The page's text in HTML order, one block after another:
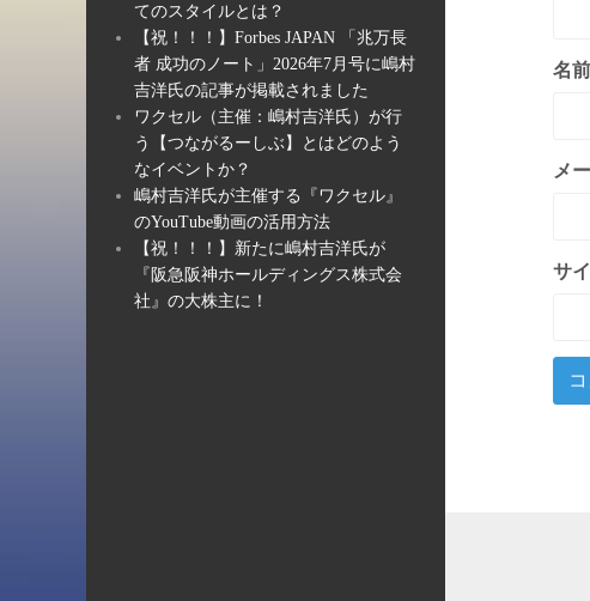
てのスタイルとは？
【祝！！！】Forbes JAPAN 「兆万長
者 成功のノート」2026年7月号に嶋村
吉洋氏の記事が掲載されました
ワクセル（主催：嶋村吉洋氏）が行
う【つながるーしぶ】とはどのよう
なイベントか？
嶋村吉洋氏が主催する『ワクセル』
のYouTube動画の活用方法
【祝！！！】新たに嶋村吉洋氏が
『阪急阪神ホールディングス株式会
社』の大株主に！
名前
メ
サ